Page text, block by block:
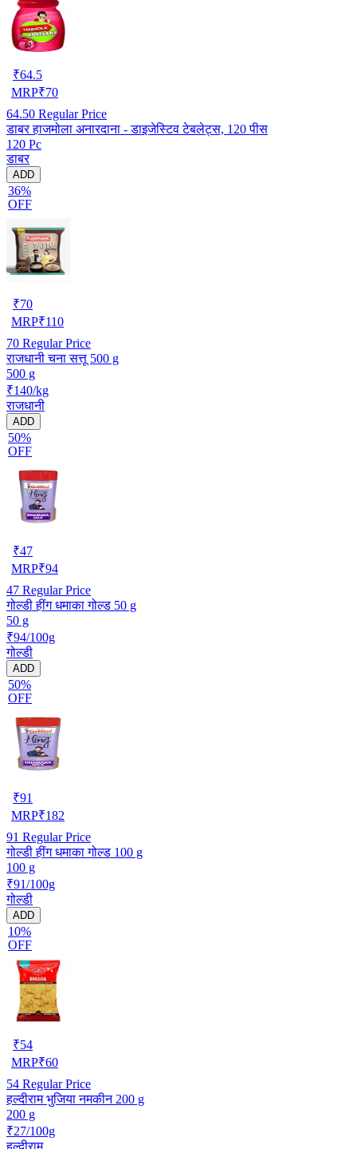
₹64.5
MRP₹70
64.50 Regular Price
डाबर हाजमोला अनारदाना - डाइजेस्टिव टेबलेट्स, 120 पीस
120 Pc
डाबर
ADD
36%
OFF
₹70
MRP₹110
70 Regular Price
राजधानी चना सत्तू 500 g
500 g
₹140/kg
राजधानी
ADD
50%
OFF
₹47
MRP₹94
47 Regular Price
गोल्डी हींग धमाका गोल्ड 50 g
50 g
₹94/100g
गोल्डी
ADD
50%
OFF
₹91
MRP₹182
91 Regular Price
गोल्डी हींग धमाका गोल्ड 100 g
100 g
₹91/100g
गोल्डी
ADD
10%
OFF
₹54
MRP₹60
54 Regular Price
हल्दीराम भुजिया नमकीन 200 g
200 g
₹27/100g
हल्दीराम